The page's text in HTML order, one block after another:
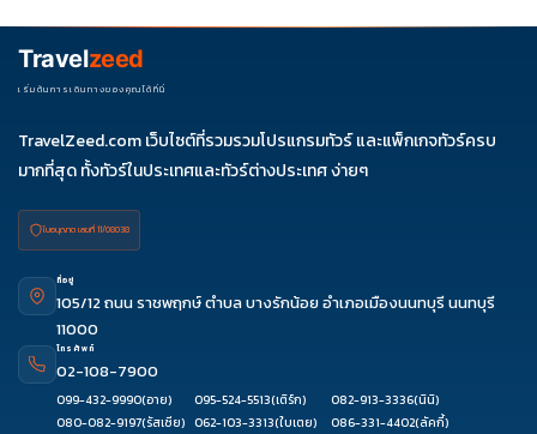
ช่วงราคา ไม่ควรเทียบจากราคาต่ำสุดเพียงอย่างเดียว
Travelzeed
เริ่มต้นการเดินทางของคุณได้ที่นี่
TravelZeed.com เว็บไซต์ที่รวมรวมโปรแกรมทัวร์ และแพ็กเกจทัวร์ครบ
มากที่สุด ทั้งทัวร์ในประเทศและทัวร์ต่างประเทศ ง่ายๆ
ใบอนุญาต เลขที่ 11/08038
ที่อยู่
105/12 ถนน ราชพฤกษ์ ตำบล บางรักน้อย อำเภอเมืองนนทบุรี นนทบุรี
11000
โทรศัพท์
02-108-7900
099-432-9990(อาย) 095-524-5513(เติร์ก) 082-913-3336(นินิ)
080-082-9197(รัสเซีย) 062-103-3313(ใบเตย) 086-331-4402(ลัคกี้)